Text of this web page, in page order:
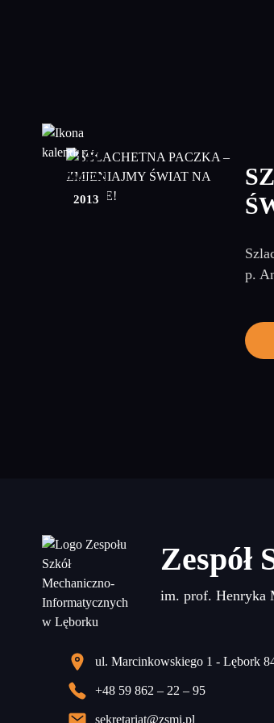
18
listopad
2013
p.
Zespół
im. prof. Henryka
ul. Marcinkowskiego 1 - Lębork
+48 59 862 – 22 – 95
sekretariat@zsmi.pl